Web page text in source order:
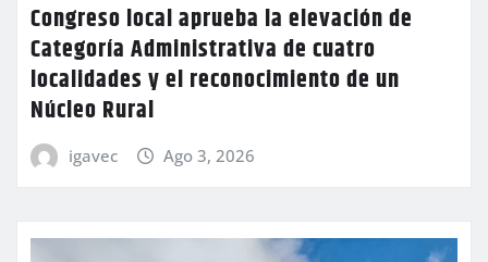
Congreso local aprueba la elevación de
Categoría Administrativa de cuatro
localidades y el reconocimiento de un
Núcleo Rural
igavec Ago 3, 2026